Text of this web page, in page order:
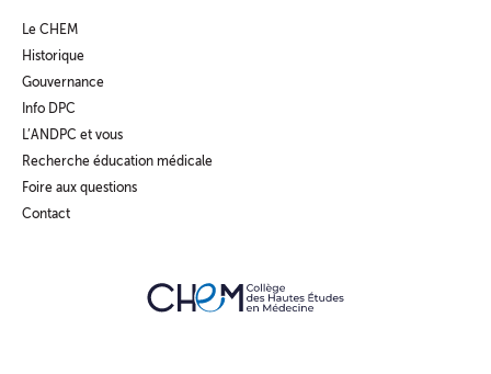
Le CHEM
Historique
Gouvernance
Info DPC
L’ANDPC et vous
Recherche éducation médicale
Foire aux questions
Contact